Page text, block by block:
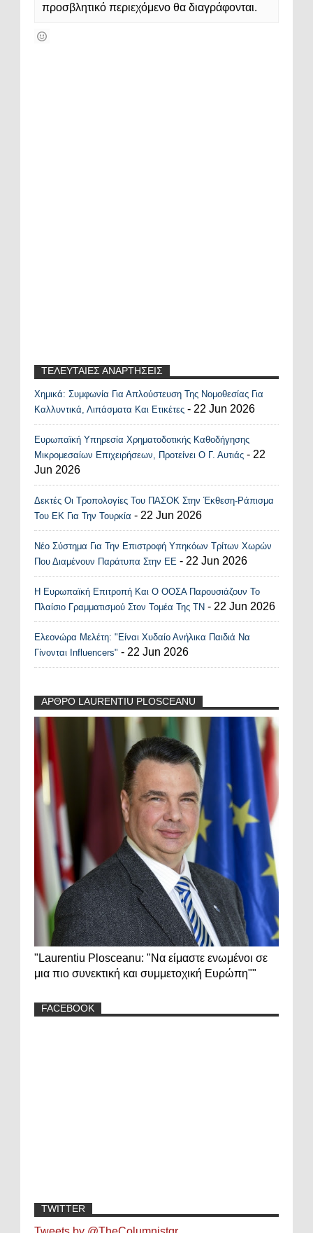
προσβλητικό περιεχόμενο θα διαγράφονται.
ΤΕΛΕΥΤΑΙΕΣ ΑΝΑΡΤΗΣΕΙΣ
Recent Posts Widget
Χημικά: Συμφωνία Για Απλούστευση Της Νομοθεσίας Για
Καλλυντικά, Λιπάσματα Και Ετικέτες - 22 Jun 2026
Ευρωπαϊκή Υπηρεσία Χρηματοδοτικής Καθοδήγησης
Μικρομεσαίων Επιχειρήσεων, Προτείνει Ο Γ. Αυτιάς - 22
Jun 2026
Δεκτές Οι Τροπολογίες Του ΠΑΣΟΚ Στην Έκθεση-Ράπισμα
Του ΕΚ Για Την Τουρκία - 22 Jun 2026
Νέο Σύστημα Για Την Επιστροφή Υπηκόων Τρίτων Χωρών
Που Διαμένουν Παράτυπα Στην ΕΕ - 22 Jun 2026
Η Ευρωπαϊκή Επιτροπή Και Ο ΟΟΣΑ Παρουσιάζουν Το
Πλαίσιο Γραμματισμού Στον Τομέα Της ΤΝ - 22 Jun 2026
Ελεονώρα Μελέτη: "Είναι Χυδαίο Ανήλικα Παιδιά Να
Γίνονται Influencers" - 22 Jun 2026
ΑΡΘΡΟ LAURENTIU PLOSCEANU
"Laurentiu Plosceanu: "Να είμαστε ενωμένοι σε
μια πιο συνεκτική και συμμετοχική Ευρώπη""
FACEBOOK
TWITTER